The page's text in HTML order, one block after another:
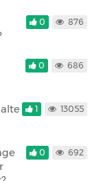
0 876
0 686
1 13055
0 692